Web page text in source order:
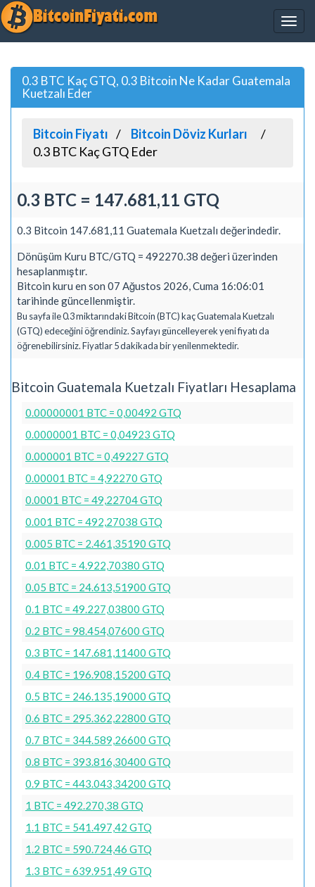
0.3 BTC Kaç GTQ, 0.3 Bitcoin Ne Kadar Guatemala
Kuetzalı Eder
Bitcoin Fiyatı
Bitcoin Döviz Kurları
0.3 BTC Kaç GTQ Eder
0.3 BTC = 147.681,11 GTQ
0.3 Bitcoin 147.681,11 Guatemala Kuetzalı değerindedir.
Dönüşüm Kuru BTC/GTQ = 492270.38 değeri üzerinden
hesaplanmıştır.
Bitcoin kuru en son 07 Ağustos 2026, Cuma 16:06:01
tarihinde güncellenmiştir.
Bu sayfa ile 0.3 miktarındaki Bitcoin (BTC) kaç Guatemala Kuetzalı
(GTQ) edeceğini öğrendiniz. Sayfayı güncelleyerek yeni fiyatı da
öğrenebilirsiniz. Fiyatlar 5 dakikada bir yenilenmektedir.
Bitcoin Guatemala Kuetzalı Fiyatları Hesaplama
0.00000001 BTC = 0,00492 GTQ
0.0000001 BTC = 0,04923 GTQ
0.000001 BTC = 0,49227 GTQ
0.00001 BTC = 4,92270 GTQ
0.0001 BTC = 49,22704 GTQ
0.001 BTC = 492,27038 GTQ
0.005 BTC = 2.461,35190 GTQ
0.01 BTC = 4.922,70380 GTQ
0.05 BTC = 24.613,51900 GTQ
0.1 BTC = 49.227,03800 GTQ
0.2 BTC = 98.454,07600 GTQ
0.3 BTC = 147.681,11400 GTQ
0.4 BTC = 196.908,15200 GTQ
0.5 BTC = 246.135,19000 GTQ
0.6 BTC = 295.362,22800 GTQ
0.7 BTC = 344.589,26600 GTQ
0.8 BTC = 393.816,30400 GTQ
0.9 BTC = 443.043,34200 GTQ
1 BTC = 492.270,38 GTQ
1.1 BTC = 541.497,42 GTQ
1.2 BTC = 590.724,46 GTQ
1.3 BTC = 639.951,49 GTQ